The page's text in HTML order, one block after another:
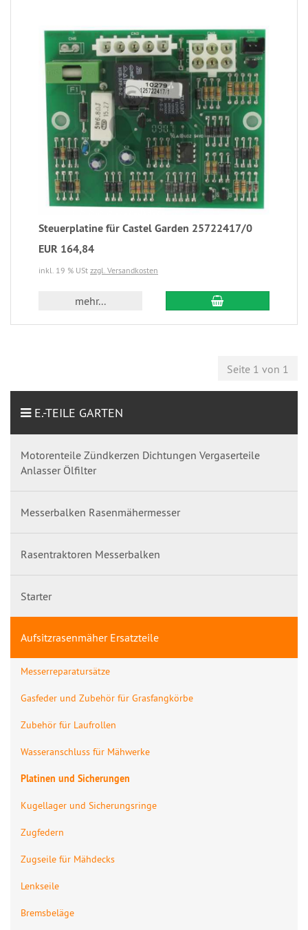
Steuerplatine für Castel Garden 25722417/0
EUR 164,84
inkl. 19 % USt zzgl. Versandkosten
mehr...
Seite 1 von 1
E.-TEILE GARTEN
Motorenteile Zündkerzen Dichtungen Vergaserteile
Anlasser Ölfilter
Messerbalken Rasenmähermesser
Rasentraktoren Messerbalken
Starter
Aufsitzrasenmäher Ersatzteile
Messerreparatursätze
Gasfeder und Zubehör für Grasfangkörbe
Zubehör für Laufrollen
Wasseranschluss für Mähwerke
Platinen und Sicherungen
Kugellager und Sicherungsringe
Zugfedern
Zugseile für Mähdecks
Lenkseile
Bremsbeläge